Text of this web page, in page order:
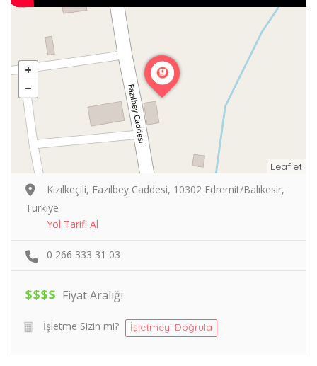
Leaflet
Kızılkeçili, Fazılbey Caddesi, 10302 Edremit/Balıkesir,
Türkiye
Yol Tarifi Al
0 266 333 31 03
$$$$ Fiyat Aralığı
İşletme Sizin mi? İşletmeyi Doğrula